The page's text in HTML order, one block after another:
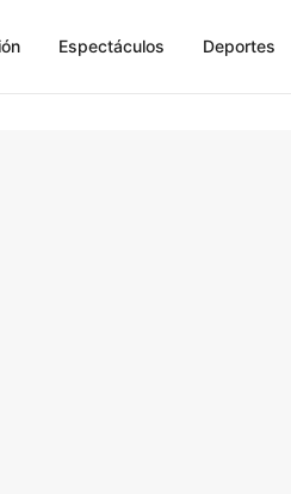
Espectáculos Deportes